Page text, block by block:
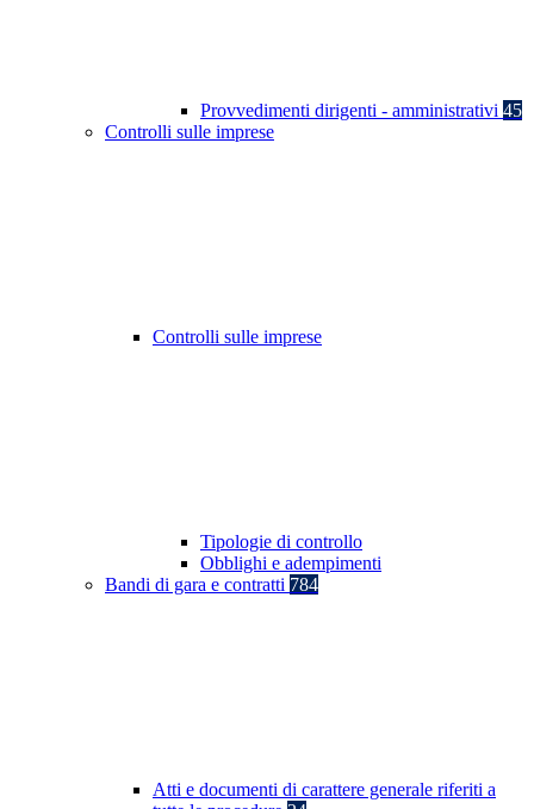
Provvedimenti dirigenti - amministrativi 45
Controlli sulle imprese
Controlli sulle imprese
Tipologie di controllo
Obblighi e adempimenti
Bandi di gara e contratti 784
Atti e documenti di carattere generale riferiti a